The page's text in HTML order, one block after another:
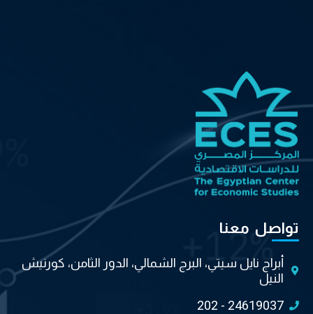
تواصل معنا
أبراج نايل سيتي، البرج الشمالي، الدور الثامن، كورنيش
النيل
202 - 24619037